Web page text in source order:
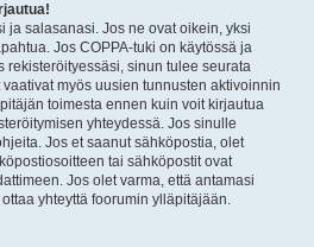
ja salasanasi. Jos ne ovat oikein, yksi
Jos COPPA-tuki on käytössä ja
rekisteröityessäsi, sinun tulee seurata
myös uusien tunnusten aktivoinnin
toimesta ennen kuin voit kirjautua
yhteydessä. Jos sinulle
Jos et saanut sähköpostia, olet
tai sähköpostit ovat
Jos olet varma, että antamasi
yhteyttä foorumin ylläpitäjään.